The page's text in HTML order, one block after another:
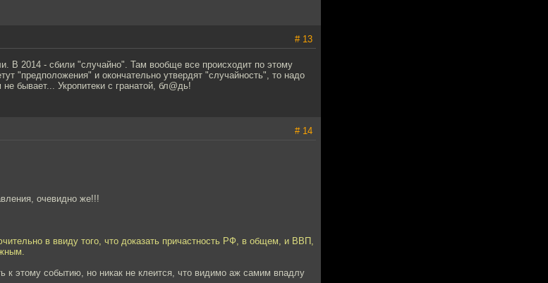
# 13
В 2014 - сбили "случайно". Там вообще все происходит по этому
"предположения" и окончательно утвердят "случайность", то надо
бывает... Укропитеки с гранатой, бл@дь!
# 14
очевидно же!!!
в ввиду того, что доказать причастность РФ, в общем, и ВВП,
к этому событию, но никак не клеится, что видимо аж самим впадлу